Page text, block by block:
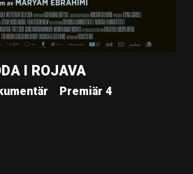
I ROJAVA
Premiär 4